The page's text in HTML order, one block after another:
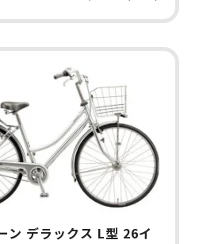
ン デラックス L型 26イ